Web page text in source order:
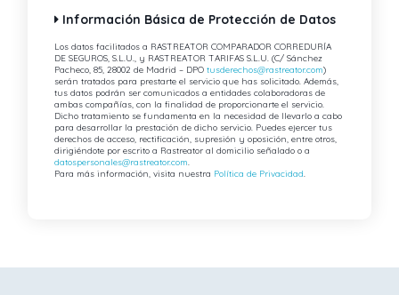
Información Básica de Protección de Datos
Los datos facilitados a RASTREATOR COMPARADOR CORREDURÍA
DE SEGUROS, S.L.U., y RASTREATOR TARIFAS S.L.U. (C/ Sánchez
Pacheco, 85, 28002 de Madrid – DPOtusderechos@rastreator.com)
serán tratados para prestarte el servicio que has solicitado. Además,
tus datos podrán ser comunicados a entidades colaboradoras de
ambas compañías, con la finalidad de proporcionarte el servicio.
Dicho tratamiento se fundamenta en la necesidad de llevarlo a cabo
para desarrollar la prestación de dicho servicio. Puedes ejercer tus
derechos de acceso, rectificación, supresión y oposición, entre otros,
dirigiéndote por escrito a Rastreator al domicilio señalado o a
datospersonales@rastreator.com.
Para más información, visita nuestra Política de Privacidad.